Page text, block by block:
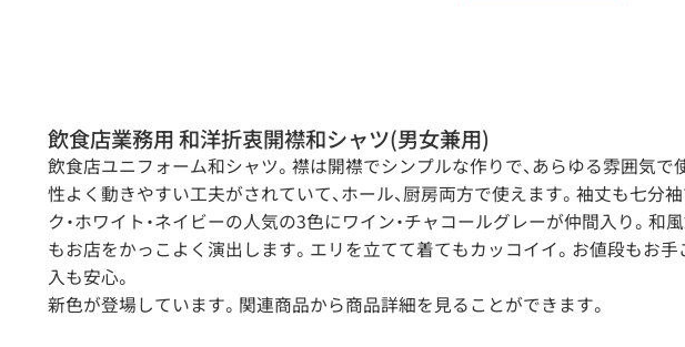
飲食店業務用 和洋折衷開襟和シャツ(男女兼用)
飲食店ユニフォーム和シャツ。襟は開襟でシンプルな作りで、あらゆる雰囲気で
性よく動きやすい工夫がされていて、ホール、厨房両方で使えます。袖丈も七分
ク・ホワイト・ネイビーの人気の3色にワイン・チャコールグレーが仲間入り。和
もお店をかっこよく演出します。エリを立てて着てもカッコイイ。お値段もお
入も安心。
新色が登場しています。関連商品から商品詳細を見ることができます。